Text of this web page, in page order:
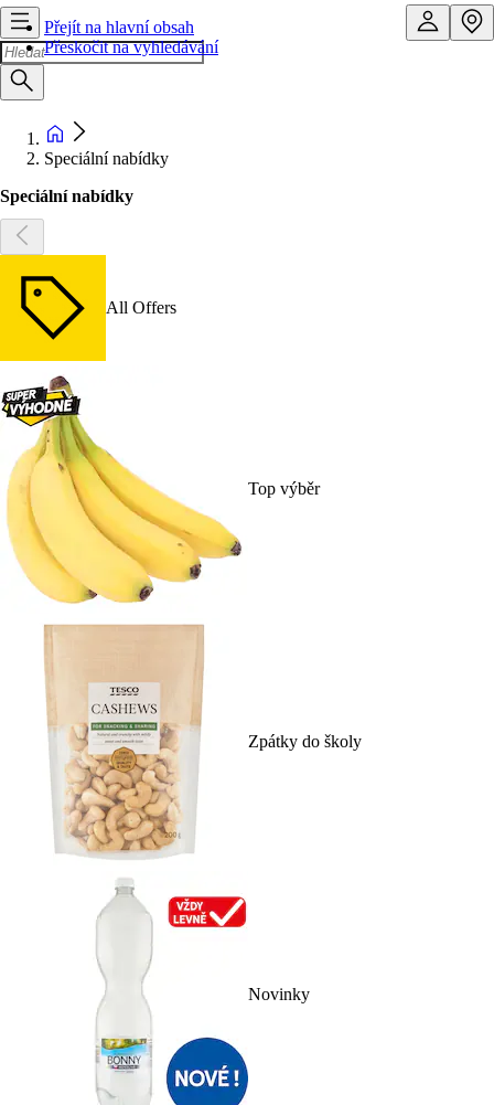
Přejít na hlavní obsah
Přeskočit na vyhledávání
Speciální nabídky
Speciální nabídky
All Offers
Top výběr
Zpátky do školy
Novinky